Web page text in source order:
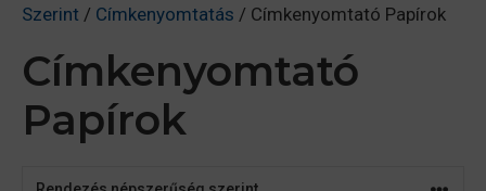
Szerint / Címkenyomtatás / Címkenyomtató Papírok
Címkenyomtató
Papírok